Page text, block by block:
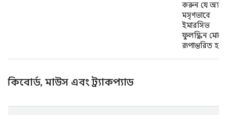
করুন যে
মসৃণভাবে
ইমারসিভ
ফুলস্ক্রিন মোডে
রূপান্তরিত
কিবোর্ড, মাউস এবং ট্র্যাকপ্যাড